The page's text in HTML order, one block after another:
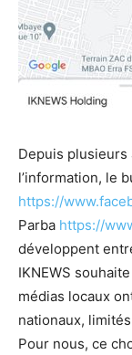
Depuis plusieurs
l’information, le
https://
Parba https://
développent
IKNEWS
médias locaux
nationaux,
Pour nous, ce